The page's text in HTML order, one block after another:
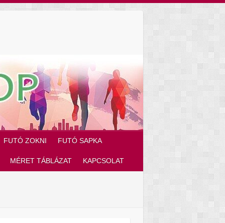
FUTÓ ZOKNI FUTÓ SAPKA
MÉRET TÁBLÁZAT KAPCSOLAT